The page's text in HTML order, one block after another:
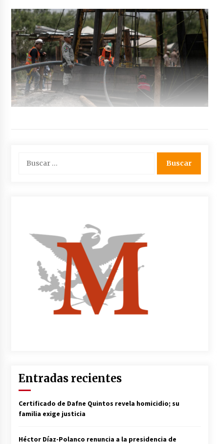
Entradas recientes
Certificado de Dafne Quintos revela homicidio; su
familia exige justicia
Héctor Díaz-Polanco renuncia a la presidencia de